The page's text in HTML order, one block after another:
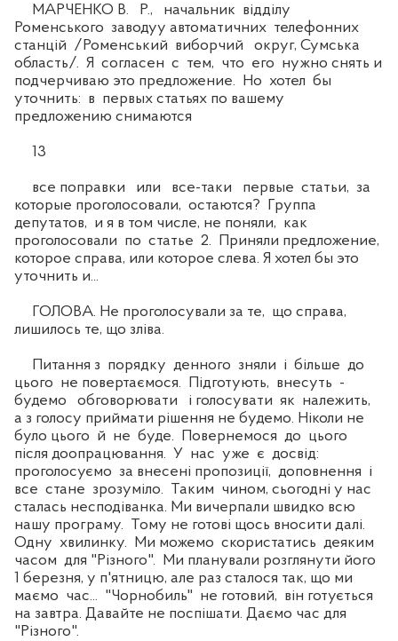
МАРЧЕНКО В. Р., начальник відділу
Роменського заводуу автоматичних телефонних
станцій /Роменський виборчий округ, Сумська
область/. Я согласен с тем, что его нужно снять и
подчерчиваю это предложение. Но хотел бы
уточнить: в первых статьях по вашему
предложению снимаются
13
все поправки или все-таки первые статьи, за
которые проголосовали, остаются? Группа
депутатов, и я в том числе, не поняли, как
проголосовали по статье 2. Приняли предложение,
которое справа, или которое слева. Я хотел бы это
уточнить и...
ГОЛОВА. Не проголосували за те, що справа,
лишилось те, що зліва.
Питання з порядку денного зняли і більше до
цього не повертаємося. Підготують, внесуть -
будемо обговорювати і голосувати як належить,
а з голосу приймати рішення не будемо. Ніколи не
було цього й не буде. Повернемося до цього
після доопрацювання. У нас уже є досвід:
проголосуємо за внесені пропозиції, доповнення і
все стане зрозуміло. Таким чином, сьогодні у нас
сталась несподіванка. Ми вичерпали швидко всю
нашу програму. Тому не готові щось вносити далі.
Одну хвилинку. Ми можемо скористатись деяким
часом для "Різного". Ми планували розглянути його
1 березня, у п'ятницю, але раз сталося так, що ми
маємо час... "Чорнобиль" не готовий, він готується
на завтра. Давайте не поспішати. Даємо час для
"Різного".